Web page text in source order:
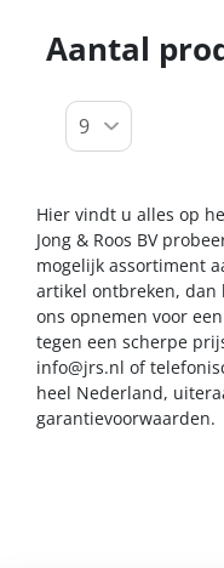
Aantal
Hier vindt u alles op
Jong & Roos BV
mogelijk assortiment
artikel ontbreken,
ons opnemen voor
tegen een scherpe
info@jrs.nl of
heel Nederland,
garantievoorwaarden.